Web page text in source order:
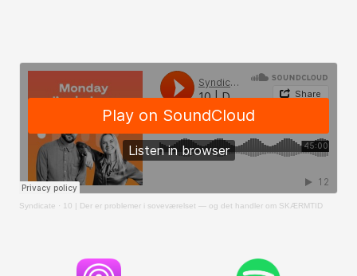
Syndicate · 10 | Der er problemer i soveværelset — og det handler om SKÆRMTID